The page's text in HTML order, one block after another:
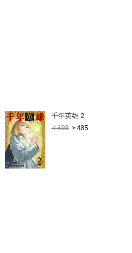
千年英雄 2
693
485